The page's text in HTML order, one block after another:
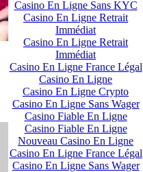
Casino En Ligne Sans KYC
Casino En Ligne Retrait
Immédiat
Casino En Ligne Retrait
Immédiat
Casino En Ligne France Légal
Casino En Ligne
Casino En Ligne Crypto
Casino En Ligne Sans Wager
Casino Fiable En Ligne
Casino Fiable En Ligne
Nouveau Casino En Ligne
Casino En Ligne France Légal
Casino En Ligne Sans Wager